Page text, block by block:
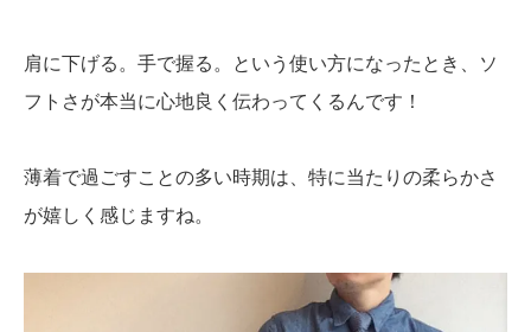
肩に下げる。手で握る。という使い方になったとき、ソ
フトさが本当に心地良く伝わってくるんです！
薄着で過ごすことの多い時期は、特に当たりの柔らかさ
が嬉しく感じますね。